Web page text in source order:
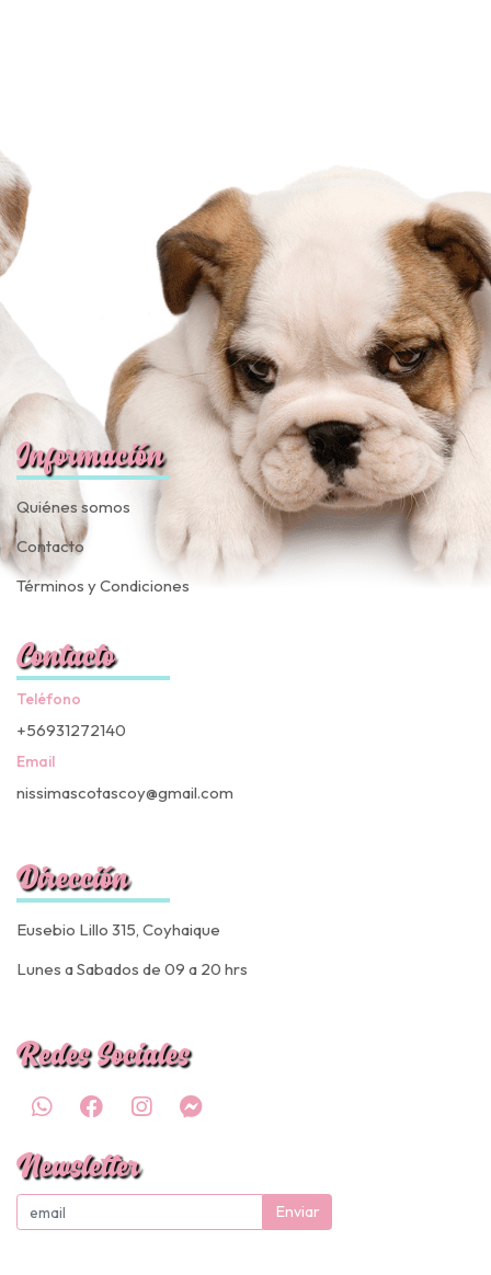
Información
Quiénes somos
Contacto
Términos y Condiciones
Contacto
Teléfono
+56931272140
Email
nissimascotascoy@gmail.com
Dirección
Eusebio Lillo 315, Coyhaique
Lunes a Sabados de 09 a 20 hrs
Redes Sociales
Newsletter
Enviar